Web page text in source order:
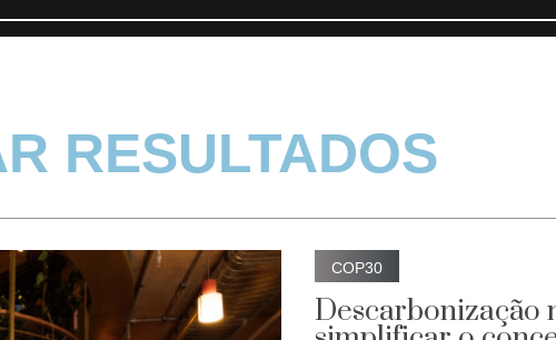
RESULTADOS
COP30
Descarbonização